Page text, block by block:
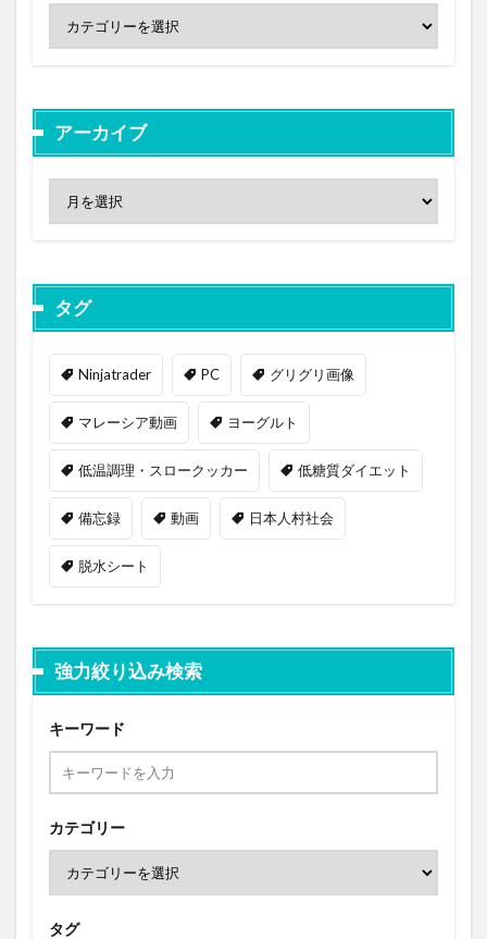
アーカイブ
タグ
Ninjatrader PC グリグリ画像
マレーシア動画 ヨーグルト
低温調理・スロークッカー 低糖質ダイエット
備忘録 動画 日本人村社会
脱水シート
強力絞り込み検索
キーワード
カテゴリー
タグ